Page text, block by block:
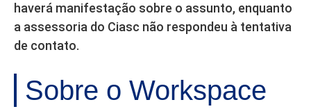
haverá manifestação sobre o assunto, enquanto
a assessoria do Ciasc não respondeu à tentativa
de contato.
Sobre o Workspace